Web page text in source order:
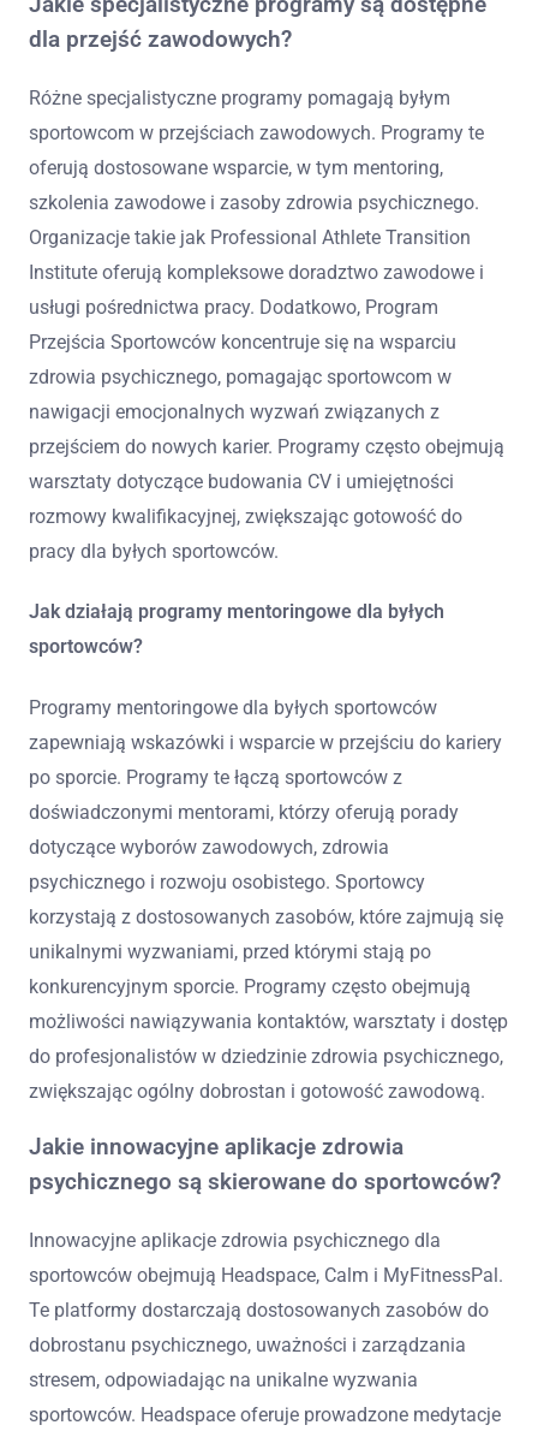
Jakie specjalistyczne programy są dostępne
dla przejść zawodowych?
Różne specjalistyczne programy pomagają byłym
sportowcom w przejściach zawodowych. Programy te
oferują dostosowane wsparcie, w tym mentoring,
szkolenia zawodowe i zasoby zdrowia psychicznego.
Organizacje takie jak Professional Athlete Transition
Institute oferują kompleksowe doradztwo zawodowe i
usługi pośrednictwa pracy. Dodatkowo, Program
Przejścia Sportowców koncentruje się na wsparciu
zdrowia psychicznego, pomagając sportowcom w
nawigacji emocjonalnych wyzwań związanych z
przejściem do nowych karier. Programy często obejmują
warsztaty dotyczące budowania CV i umiejętności
rozmowy kwalifikacyjnej, zwiększając gotowość do
pracy dla byłych sportowców.
Jak działają programy mentoringowe dla byłych
sportowców?
Programy mentoringowe dla byłych sportowców
zapewniają wskazówki i wsparcie w przejściu do kariery
po sporcie. Programy te łączą sportowców z
doświadczonymi mentorami, którzy oferują porady
dotyczące wyborów zawodowych, zdrowia
psychicznego i rozwoju osobistego. Sportowcy
korzystają z dostosowanych zasobów, które zajmują się
unikalnymi wyzwaniami, przed którymi stają po
konkurencyjnym sporcie. Programy często obejmują
możliwości nawiązywania kontaktów, warsztaty i dostęp
do profesjonalistów w dziedzinie zdrowia psychicznego,
zwiększając ogólny dobrostan i gotowość zawodową.
Jakie innowacyjne aplikacje zdrowia
psychicznego są skierowane do sportowców?
Innowacyjne aplikacje zdrowia psychicznego dla
sportowców obejmują Headspace, Calm i MyFitnessPal.
Te platformy dostarczają dostosowanych zasobów do
dobrostanu psychicznego, uważności i zarządzania
stresem, odpowiadając na unikalne wyzwania
sportowców. Headspace oferuje prowadzone medytacje